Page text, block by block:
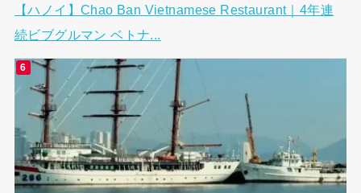
【ハノイ】Chao Ban Vietnamese Restaurant｜4年連
続ビブグルマン ベトナ...